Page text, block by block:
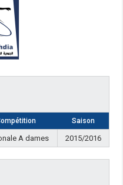
Saison
A dames 2015/2016